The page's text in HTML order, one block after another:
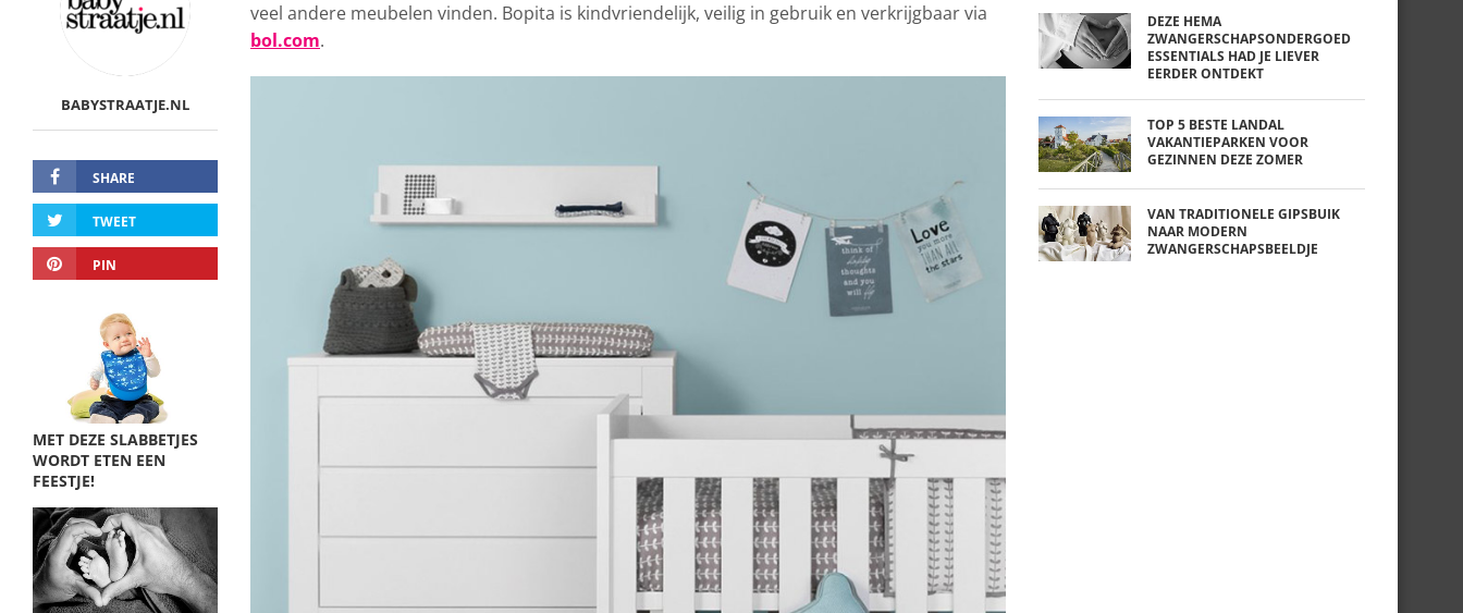
BABYSTRAATJE.NL
SHARE
TWEET
PIN
MET DEZE SLABBETJES
WORDT ETEN EEN
FEESTJE!
veel andere meubelen vinden. Bopita is kindvriendelijk, veilig in gebruik en verkrijgbaar via
bol.com.
DEZE HEMA
ZWANGERSCHAPSONDERGOED
ESSENTIALS HAD JE LIEVER
EERDER ONTDEKT
TOP 5 BESTE LANDAL
VAKANTIEPARKEN VOOR
GEZINNEN DEZE ZOMER
VAN TRADITIONELE GIPSBUIK
NAAR MODERN
ZWANGERSCHAPSBEELDJE